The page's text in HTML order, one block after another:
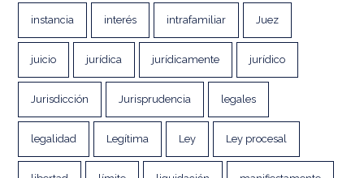
instancia interés intrafamiliar Juez
juicio jurídica jurídicamente jurídico
Jurisdicción Jurisprudencia legales
legalidad Legítima Ley Ley procesal